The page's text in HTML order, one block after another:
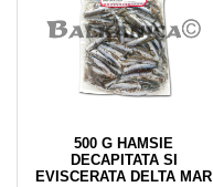
500 G HAMSIE
DECAPITATA SI
EVISCERATA DELTA MAR